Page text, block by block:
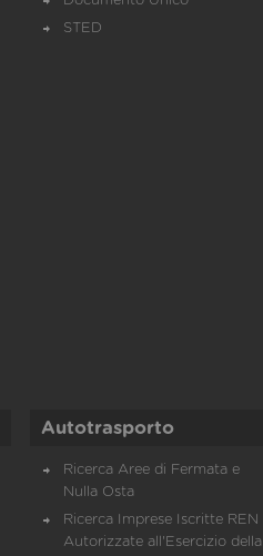
STED
Autotrasporto
Ricerca Aree di Fermata e
Nulla Osta
Ricerca Imprese Iscritte REN
Autorizzate all'Esercizio della